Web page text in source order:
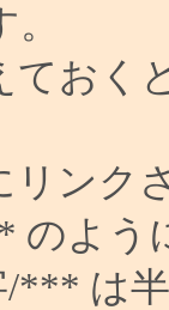
ておく
リンク
のよう
/*** は